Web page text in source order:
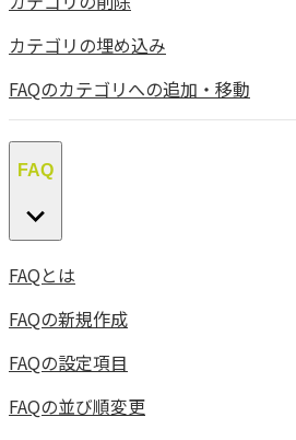
カテゴリの埋め込み
FAQのカテゴリへの追加・移動
FAQ
FAQとは
FAQの新規作成
FAQの設定項目
FAQの並び順変更